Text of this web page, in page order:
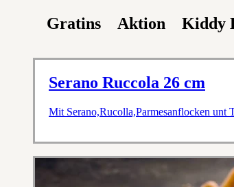
Gratins Aktion Kiddy
Serano Ruccola 26 cm
Mit Serano,Rucolla,Parmesanflocken unt